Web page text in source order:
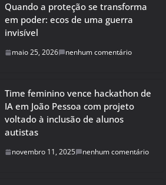
Quando a proteção se transforma
em poder: ecos de uma guerra
invisível
maio 25, 2026 nenhum comentário
Time feminino vence hackathon de
IA em João Pessoa com projeto
voltado à inclusão de alunos
autistas
novembro 11, 2025 nenhum comentário